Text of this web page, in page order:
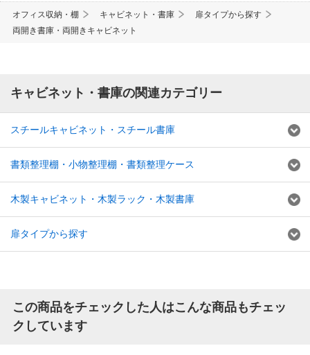
オフィス収納・棚 キャビネット・書庫
扉タイプから探す
両開き書庫・両開きキャビネット
キャビネット・書庫の関連カテゴリー
スチールキャビネット・スチール書庫
書類整理棚・小物整理棚・書類整理ケース
木製キャビネット・木製ラック・木製書庫
扉タイプから探す
この商品をチェックした人はこんな商品もチェッ
クしています